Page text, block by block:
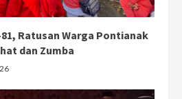
Ratusan Warga Pontianak
dan Zumba